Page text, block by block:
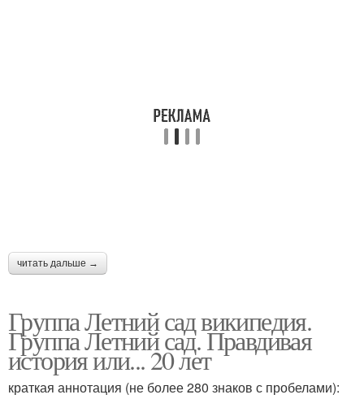
читать дальше →
Группа Летний сад википедия.
Группа Летний сад. Правдивая
история или... 20 лет
краткая аннотация (не более 280 знаков с пробелами):